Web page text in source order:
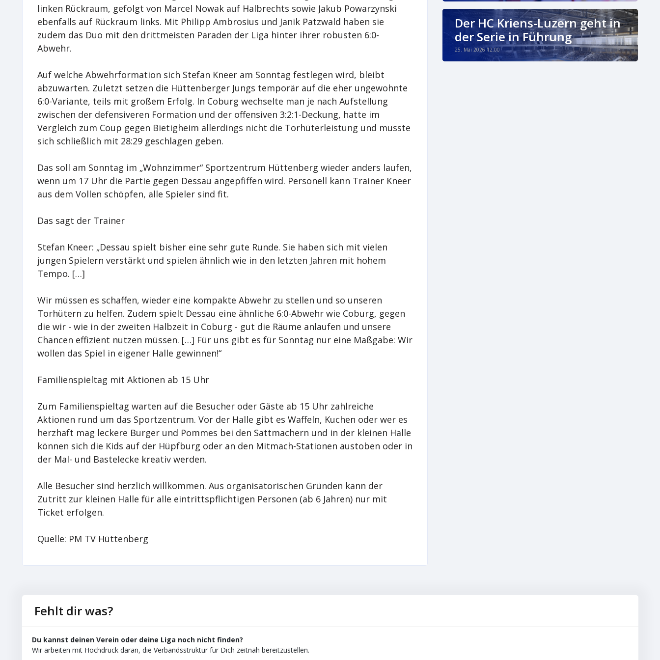
linken Rückraum, gefolgt von Marcel Nowak auf Halbrechts sowie Jakub Powarzynski
ebenfalls auf Rückraum links. Mit Philipp Ambrosius und Janik Patzwald haben sie
zudem das Duo mit den drittmeisten Paraden der Liga hinter ihrer robusten 6:0-
Abwehr.
Auf welche Abwehrformation sich Stefan Kneer am Sonntag festlegen wird, bleibt
abzuwarten. Zuletzt setzen die Hüttenberger Jungs temporär auf die eher ungewohnte
6:0-Variante, teils mit großem Erfolg. In Coburg wechselte man je nach Aufstellung
zwischen der defensiveren Formation und der offensiven 3:2:1-Deckung, hatte im
Vergleich zum Coup gegen Bietigheim allerdings nicht die Torhüterleistung und musste
sich schließlich mit 28:29 geschlagen geben.
Das soll am Sonntag im „Wohnzimmer“ Sportzentrum Hüttenberg wieder anders laufen,
wenn um 17 Uhr die Partie gegen Dessau angepfiffen wird. Personell kann Trainer Kneer
aus dem Vollen schöpfen, alle Spieler sind fit.
Das sagt der Trainer
Stefan Kneer: „Dessau spielt bisher eine sehr gute Runde. Sie haben sich mit vielen
jungen Spielern verstärkt und spielen ähnlich wie in den letzten Jahren mit hohem
Tempo. […]
Wir müssen es schaffen, wieder eine kompakte Abwehr zu stellen und so unseren
Torhütern zu helfen. Zudem spielt Dessau eine ähnliche 6:0-Abwehr wie Coburg, gegen
die wir - wie in der zweiten Halbzeit in Coburg - gut die Räume anlaufen und unsere
Chancen effizient nutzen müssen. […] Für uns gibt es für Sonntag nur eine Maßgabe: Wir
wollen das Spiel in eigener Halle gewinnen!“
Familienspieltag mit Aktionen ab 15 Uhr
Zum Familienspieltag warten auf die Besucher oder Gäste ab 15 Uhr zahlreiche
Aktionen rund um das Sportzentrum. Vor der Halle gibt es Waffeln, Kuchen oder wer es
herzhaft mag leckere Burger und Pommes bei den Sattmachern und in der kleinen Halle
können sich die Kids auf der Hüpfburg oder an den Mitmach-Stationen austoben oder in
der Mal- und Bastelecke kreativ werden.
Alle Besucher sind herzlich willkommen. Aus organisatorischen Gründen kann der
Zutritt zur kleinen Halle für alle eintrittspflichtigen Personen (ab 6 Jahren) nur mit
Ticket erfolgen.
Quelle: PM TV Hüttenberg
Der HC Kriens-Luzern geht in
der Serie in Führung
25. Mai 2026 12:00
Fehlt dir was?
Du kannst deinen Verein oder deine Liga noch nicht finden?
Wir arbeiten mit Hochdruck daran, die Verbandsstruktur für Dich zeitnah bereitzustellen.